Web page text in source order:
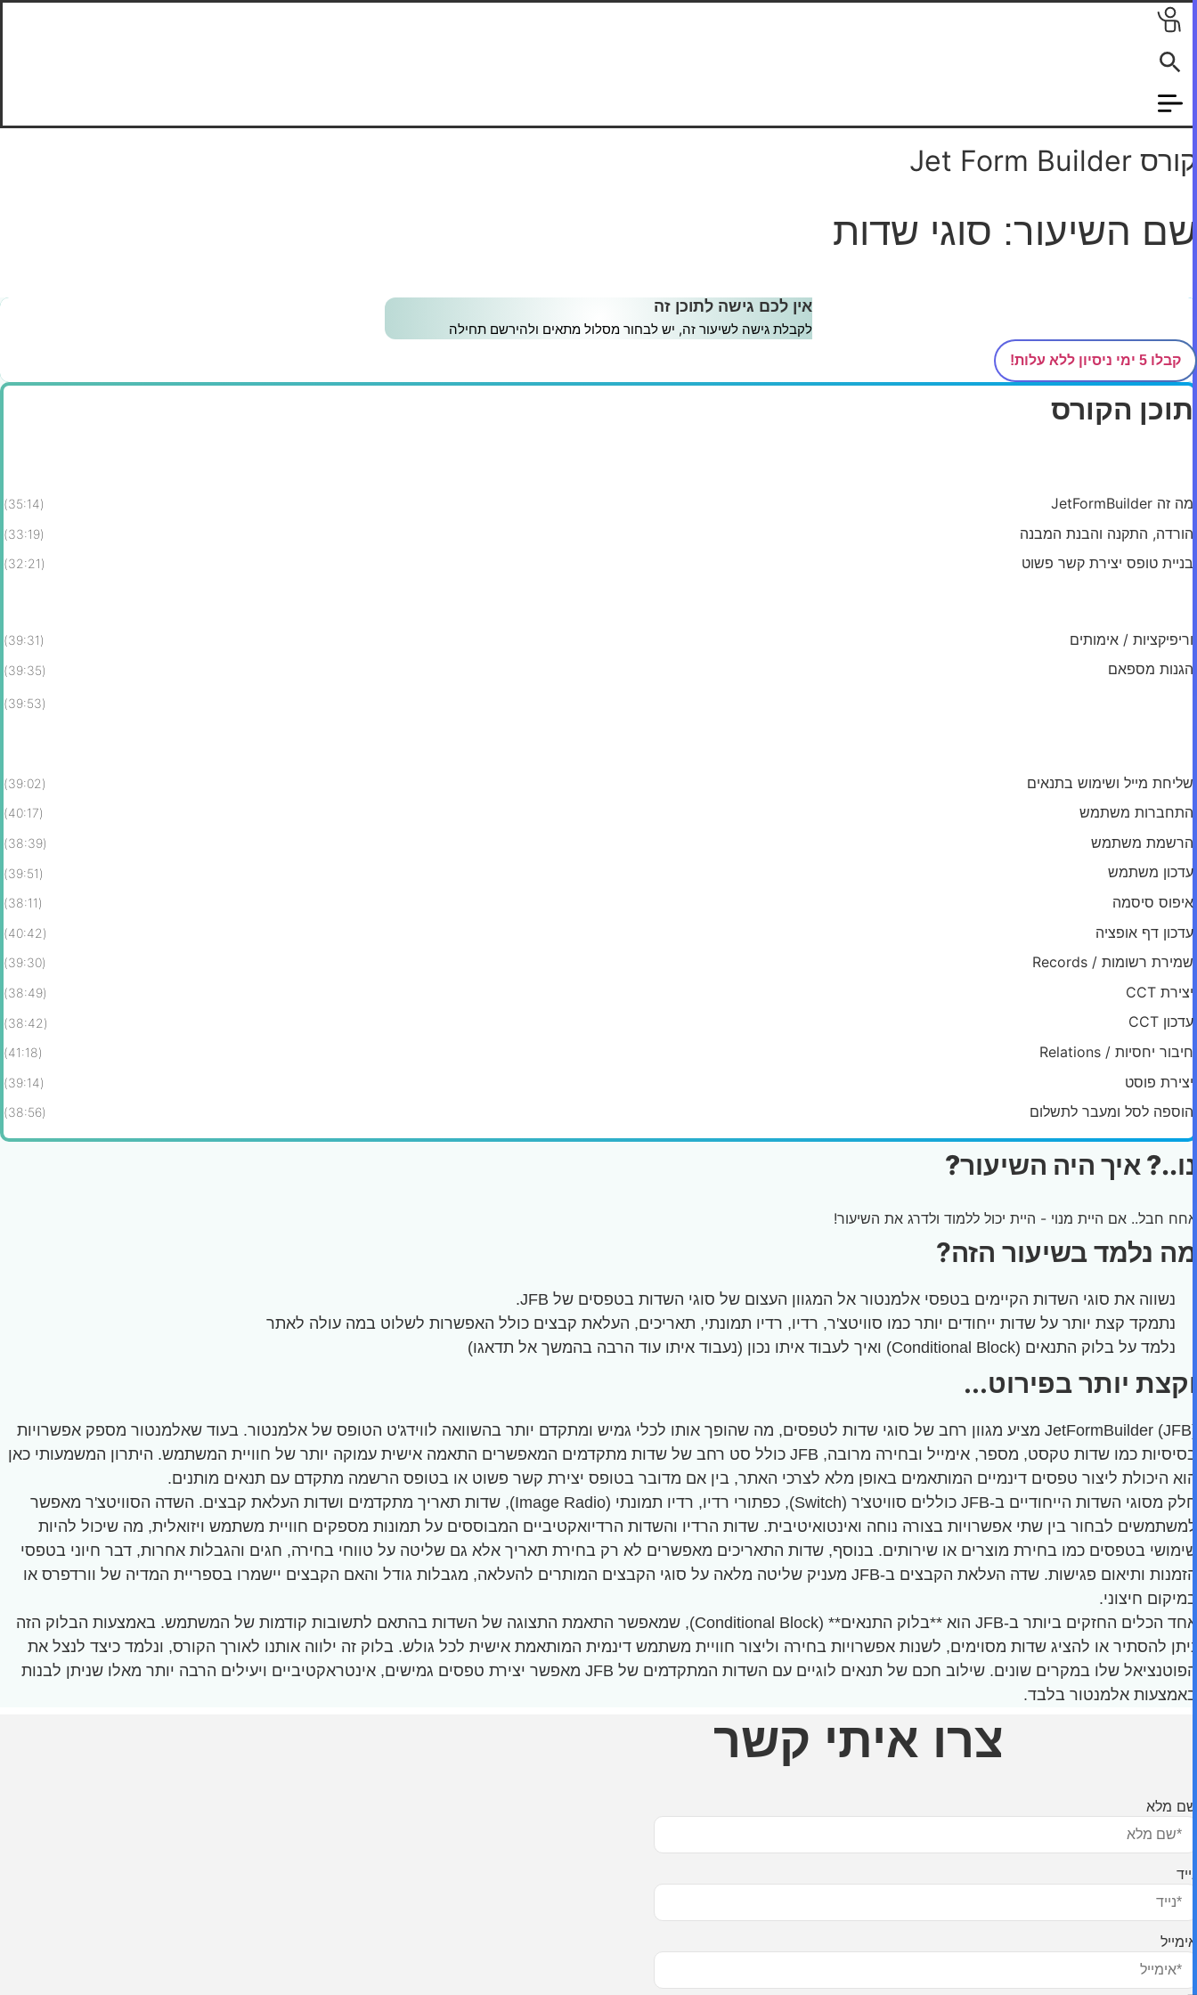
לתוכן
קורס Jet Form Builder
שם השיעור: סוגי שדות
אין לכם גישה לתוכן זה
לקבלת גישה לשיעור זה, יש לבחור מסלול מתאים ולהירשם תחילה
קבלו 5 ימי ניסיון ללא עלות!
תוכן הקורס
מה זה JetFormBuilder (35:14)
הורדה, התקנה והבנת המבנה (33:19)
בניית טופס יצירת קשר פשוט (32:21)
וריפיקציות / אימותים (39:31)
הגנות מספאם (39:35)
(39:53)
שליחת מייל ושימוש בתנאים (39:02)
התחברות משתמש (40:17)
הרשמת משתמש (38:39)
עדכון משתמש (39:51)
איפוס סיסמה (38:11)
עדכון דף אופציה (40:42)
שמירת רשומות / Records (39:30)
יצירת CCT (38:49)
עדכון CCT (38:42)
חיבור יחסיות / Relations (41:18)
יצירת פוסט (39:14)
הוספה לסל ומעבר לתשלום (38:56)
נו..? איך היה השיעור?
אחח חבל.. אם היית מנוי - היית יכול ללמוד ולדרג את השיעור!
מה נלמד בשיעור הזה?
נשווה את סוגי השדות הקיימים בטפסי אלמנטור אל המגוון העצום של סוגי השדות בטפסים של JFB.
נתמקד קצת יותר על שדות ייחודים יותר כמו סוויטצ'ר, רדיו, רדיו תמונתי, תאריכים, העלאת קבצים כולל האפשרות לשלוט במה עולה לאתר
נלמד על בלוק התנאים (Conditional Block) ואיך לעבוד איתו נכון (נעבוד איתו עוד הרבה בהמשך אל תדאגו)
וקצת יותר בפירוט...
JetFormBuilder (JFB) מציע מגוון רחב של סוגי שדות לטפסים, מה שהופך אותו לכלי גמיש ומתקדם יותר בהשוואה לווידג'ט הטופס של אלמנטור. בעוד שאלמנטור מספק אפשרויות
בסיסיות כמו שדות טקסט, מספר, אימייל ובחירה מרובה, JFB כולל סט רחב של שדות מתקדמים המאפשרים התאמה אישית עמוקה יותר של חוויית המשתמש. היתרון המשמעותי כאן
הוא היכולת ליצור טפסים דינמיים המותאמים באופן מלא לצרכי האתר, בין אם מדובר בטופס יצירת קשר פשוט או בטופס הרשמה מתקדם עם תנאים מותנים.
חלק מסוגי השדות הייחודיים ב-JFB כוללים סוויטצ'ר (Switch), כפתורי רדיו, רדיו תמונתי (Image Radio), שדות תאריך מתקדמים ושדות העלאת קבצים. השדה הסוויטצ'ר מאפשר
למשתמשים לבחור בין שתי אפשרויות בצורה נוחה ואינטואיטיבית. שדות הרדיו והשדות הרדיואקטיביים המבוססים על תמונות מספקים חוויית משתמש ויזואלית, מה שיכול להיות
שימושי בטפסים כמו בחירת מוצרים או שירותים. בנוסף, שדות התאריכים מאפשרים לא רק בחירת תאריך אלא גם שליטה על טווחי בחירה, חגים והגבלות אחרות, דבר חיוני בטפסי
הזמנות ותיאום פגישות. שדה העלאת הקבצים ב-JFB מעניק שליטה מלאה על סוגי הקבצים המותרים להעלאה, מגבלות גודל והאם הקבצים יישמרו בספריית המדיה של וורדפרס או
במיקום חיצוני.
אחד הכלים החזקים ביותר ב-JFB הוא **בלוק התנאים** (Conditional Block), שמאפשר התאמת התצוגה של השדות בהתאם לתשובות קודמות של המשתמש. באמצעות הבלוק הזה
ניתן להסתיר או להציג שדות מסוימים, לשנות אפשרויות בחירה וליצור חוויית משתמש דינמית המותאמת אישית לכל גולש. בלוק זה ילווה אותנו לאורך הקורס, ונלמד כיצד לנצל את
הפוטנציאל שלו במקרים שונים. שילוב חכם של תנאים לוגיים עם השדות המתקדמים של JFB מאפשר יצירת טפסים גמישים, אינטראקטיביים ויעילים הרבה יותר מאלו שניתן לבנות
באמצעות אלמנטור בלבד.
צרו איתי קשר
שם מלא
נייד
אימייל